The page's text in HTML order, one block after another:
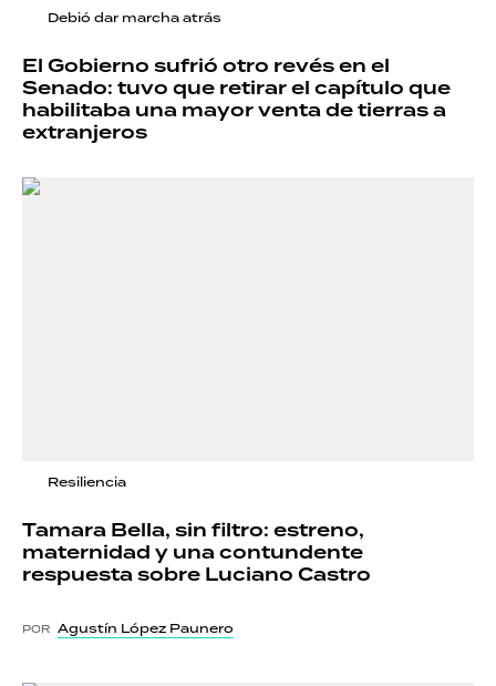
Debió dar marcha atrás
El Gobierno sufrió otro revés en el
Senado: tuvo que retirar el capítulo que
habilitaba una mayor venta de tierras a
extranjeros
Resiliencia
Tamara Bella, sin filtro: estreno,
maternidad y una contundente
respuesta sobre Luciano Castro
POR Agustín López Paunero